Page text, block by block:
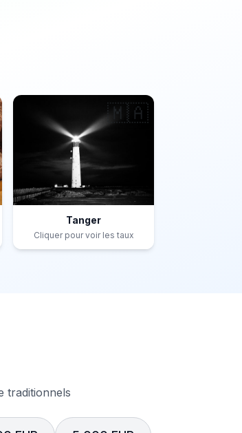
🇲🇦
Tanger
Cliquer pour voir les taux
traditionnels